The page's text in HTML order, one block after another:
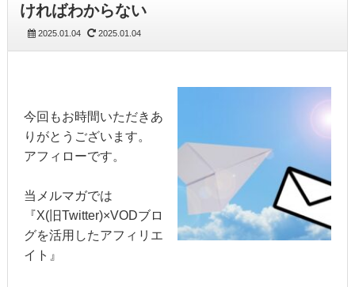
ければわからない
2025.01.04 2025.01.04
今回もお時間いただきあ
りがとうございます。
アフィローです。
当メルマガでは
『X(旧Twitter)×VODブロ
グを活用したアフィリエ
イト』